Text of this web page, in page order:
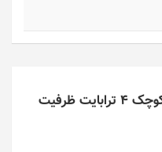
این کارت حافظه کوچک ۴ ترابایت ظرفیت